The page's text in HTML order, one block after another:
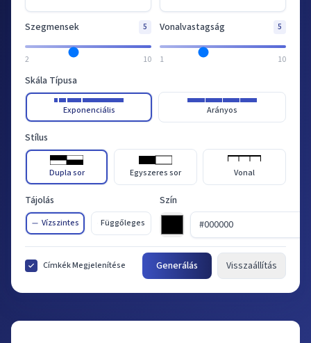
Szegmensek 5
2 10
Vonalvastagság 5
1 10
Skála Típusa
Exponenciális Arányos
Stílus
Dupla sor Egyszeres sor Vonal
Tájolás
Vízszintes Függőleges
Szín
Címkék Megjelenítése Generálás Visszaállítás